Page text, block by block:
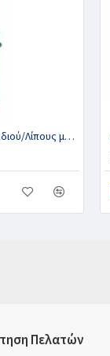
Πινέλο Επάλειψης Λαδιού/Λίπους με Καπάκι και Μαγνήτη, DIAMOND
Πελατών